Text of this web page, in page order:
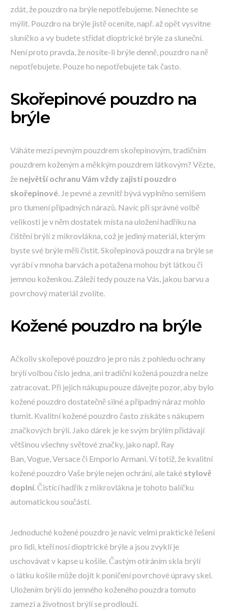
zdát, že pouzdro na brýle nepotřebujeme. Nenechte se
mýlit. Pouzdro na brýle jistě oceníte, např. až opět vysvitne
sluníčko a vy budete střídat dioptrické brýle za sluneční.
Není proto pravda, že nosíte-li brýle denně, pouzdro na ně
nepotřebujete. Pouze ho nepotřebujete tak často.
Skořepinové pouzdro na
brýle
Váháte mezi pevným pouzdrem skořepinovým, tradičním
pouzdrem koženým a měkkým pouzdrem látkovým? Vězte,
že největší ochranu Vám vždy zajistí pouzdro
skořepinové. Je pevné a zevnitř bývá vyplněno semišem
pro tlumení případných nárazů. Navíc při správné volbě
velikosti je v něm dostatek místa na uložení hadříku na
čištění brýlí z mikrovlákna, což je jediný materiál, kterým
byste své brýle měli čistit. Skořepinová pouzdra na brýle se
vyrábí v mnoha barvách a potažena mohou být látkou či
jemnou koženkou. Záleží tedy pouze na Vás, jakou barvu a
povrchový materiál zvolíte.
Kožené pouzdro na brýle
Ačkoliv skořepové pouzdro je pro nás z pohledu ochrany
brýlí volbou číslo jedna, ani tradiční kožená pouzdra nelze
zatracovat. Při jejich nákupu pouze dávejte pozor, aby bylo
kožené pouzdro dostatečně silné a případný náraz mohlo
tlumit. Kvalitní kožené pouzdro často získáte s nákupem
značkových brýlí. Jako dárek je ke svým brýlím přidávají
většinou všechny světové značky, jako např. Ray
Ban, Vogue, Versace či Emporio Armani. Ví totiž, že kvalitní
kožené pouzdro Vaše brýle nejen ochrání, ale také stylově
doplní. Čistící hadřík z mikrovlákna je tohoto balíčku
automatickou součástí.
Jednoduché kožené pouzdro je navíc velmi praktické řešení
pro lidi, kteří nosí dioptrické brýle a jsou zvyklí je
uschovávat v kapse u košile. Častým otíráním skla brýlí
o látku košile může dojít k poničení povrchové úpravy skel.
Uložením brýlí do jemného koženého pouzdra tomuto
zamezí a životnost brýlí se prodlouží.